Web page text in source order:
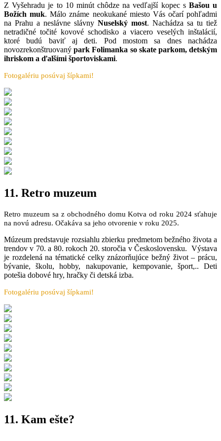
Z Vyšehradu je to 10 minút chôdze na vedľajší kopec s Bašou u
Božích muk. Málo známe neokukané miesto Vás očarí pohľadmi
na Prahu a neslávne slávny Nuselský most. Nachádza sa tu tiež
netradičné točité kovové schodisko a viacero veselých inštalácií,
ktoré budú baviť aj deti. Pod mostom sa dnes nachádza
novozrekonštruovanýpark Folimanka so skate parkom, detským
ihriskom a ďalšími športoviskami.
Fotogalériu posúvaj šípkami!
11. Retro muzeum
Retro muzeum sa z obchodného domu Kotva od roku 2024 sťahuje
na novú adresu. Očakáva sa jeho otvorenie v roku 2025.
Múzeum predstavuje rozsiahlu zbierku predmetom bežného života a
trendov v 70. a 80. rokoch 20. storočia v Československu. Výstava
je rozdelená na tématické celky znázorňujúce bežný život – prácu,
bývanie, školu, hobby, nakupovanie, kempovanie, šport,.. Deti
potešia dobové hry, hračky či detská izba.
Fotogalériu posúvaj šípkami!
11. Kam ešte?